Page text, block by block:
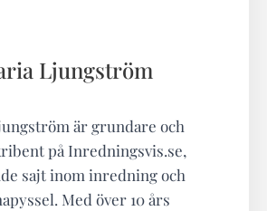
Ljungström
är grundare och
på Inredningsvis.se,
sajt inom inredning och
Med över 10 års